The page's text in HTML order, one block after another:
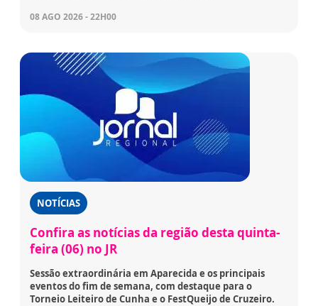
08 AGO 2026 - 22H00
NOTÍCIAS
Confira as notícias da região desta quinta-
feira (06) no JR
Sessão extraordinária em Aparecida e os principais
eventos do fim de semana, com destaque para o
Torneio Leiteiro de Cunha e o FestQueijo de Cruzeiro.